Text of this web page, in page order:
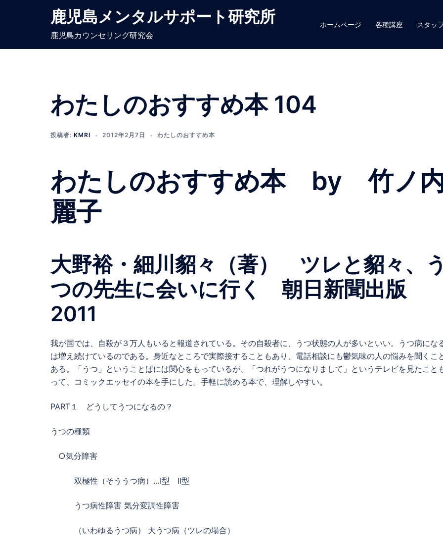
鹿児島メンタルサポート研究所
鹿児島カウンセリング研究会
ホームページ 各種講座 スタッ
わたしのおすすめ本 104
投稿者: KMRI 2012年2月7日 わたしのおすすめ本
わたしのおすすめ本 by 竹ノ
麗子
大野裕・細川貂々（著） ツレと貂々、う
つの先生に会いに行く 朝日新聞出版
2011
我が国では、自殺が３万人もいると報道されている。その自殺者に、うつ状態の人が多いといい。うつ病にな
は増え続けているのである。身近なところで実際接することもあり、電話相談にも鬱気味の人の悩みを聞くこ
ある。「うつ」ということばには関心をもっているが、「つれがうつになりまして」というテレビを見たこと
って、コミックエッセイの本を手にした。手軽に読める本で、理解しやすい。
PART１ どうしてうつになるの？
うつの種類
○気分障害
双極性（そううつ病）…Ⅰ型 Ⅱ型
うつ病性障害 気分変調性障害
（いわゆるうつ病） 大うつ病（ツレの場合）